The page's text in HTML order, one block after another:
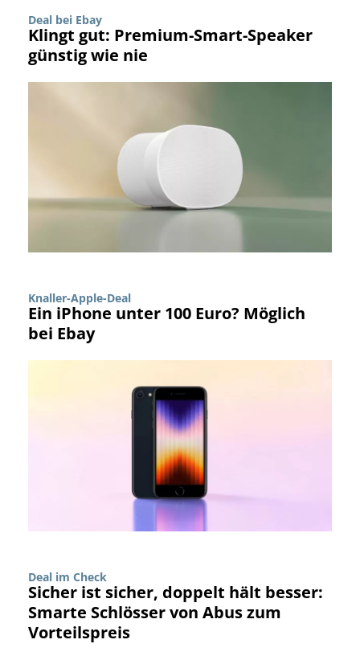
Deal bei Ebay
Klingt gut: Premium-Smart-Speaker
günstig wie nie
Knaller-Apple-Deal
Ein iPhone unter 100 Euro? Möglich
bei Ebay
Deal im Check
Sicher ist sicher, doppelt hält besser:
Smarte Schlösser von Abus zum
Vorteilspreis